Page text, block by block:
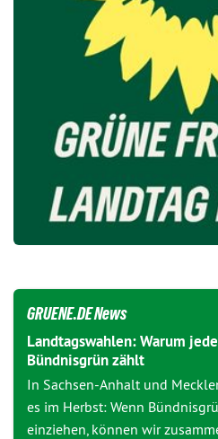
GRUENE.DE News
Landtagswahlen: Warum
Bündnisgrün zählt
In Sachsen-Anhalt und
es im Herbst: Wenn
einziehen, können wir